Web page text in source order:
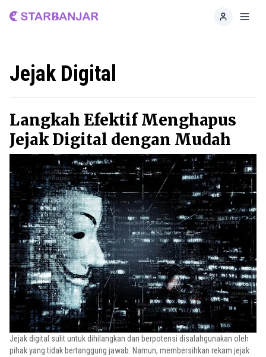
Home
Jejak Digital
Langkah Efektif Menghapus
Jejak Digital dengan Mudah
Jejak digital sulit untuk dihilangkan dan berpotensi disalahgunakan oleh
pihak yang tidak bertanggung jawab. Namun, membersihkan rekam jejak